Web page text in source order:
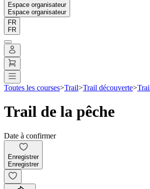
Espace organisateur
Espace organisateur
FR
FR
Toutes les courses>Trail>Trail découverte>
Trail de la pêche
Date à confirmer
Enregistrer
Enregistrer